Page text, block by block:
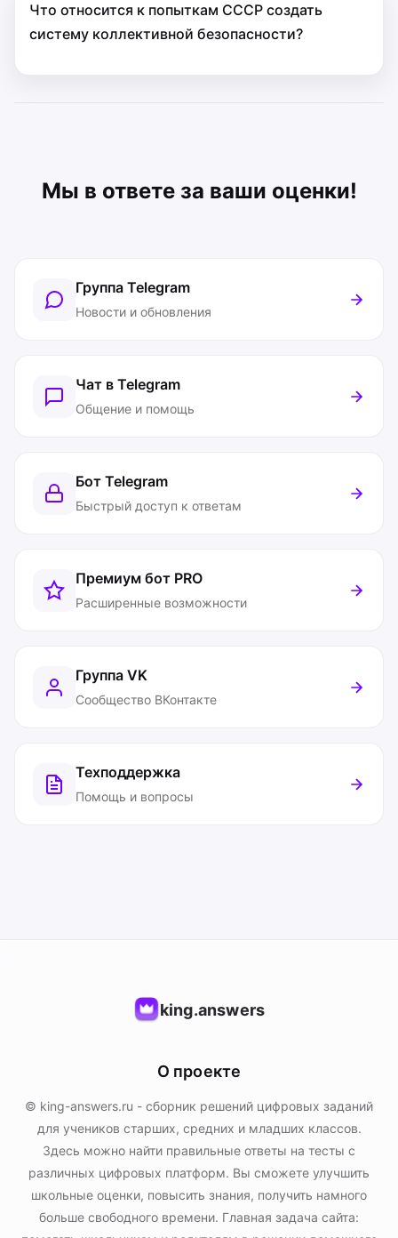
Что относится к попыткам СССР создать
систему коллективной безопасности?
Мы в ответе за ваши оценки!
Группа Telegram
Новости и обновления
Чат в Telegram
Общение и помощь
Бот Telegram
Быстрый доступ к ответам
Премиум бот PRO
Расширенные возможности
Группа VK
Сообщество ВКонтакте
Техподдержка
Помощь и вопросы
king.answers
О проекте
© king-answers.ru - сборник решений цифровых заданий
для учеников старших, средних и младших классов.
Здесь можно найти правильные ответы на тесты с
различных цифровых платформ. Вы сможете улучшить
школьные оценки, повысить знания, получить намного
больше свободного времени. Главная задача сайта: